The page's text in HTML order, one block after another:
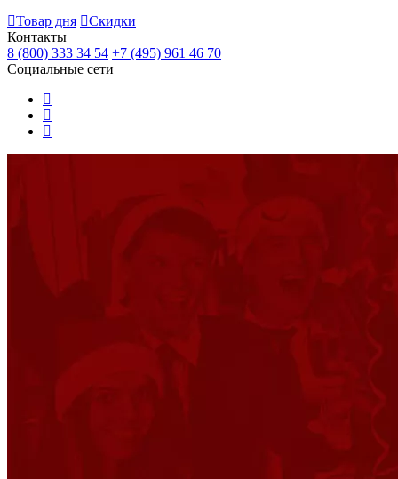
Товар дня
Скидки
Контакты
8 (800) 333 34 54 +7 (495) 961 46 70
Социальные сети